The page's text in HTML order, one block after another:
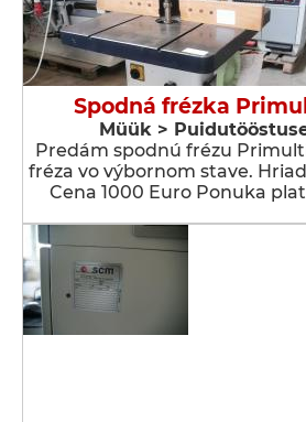
Spodná frézka
Müük >
Predám spodnú frézu
fréza vo výbornom stave.
Cena 1000 Euro Ponuka